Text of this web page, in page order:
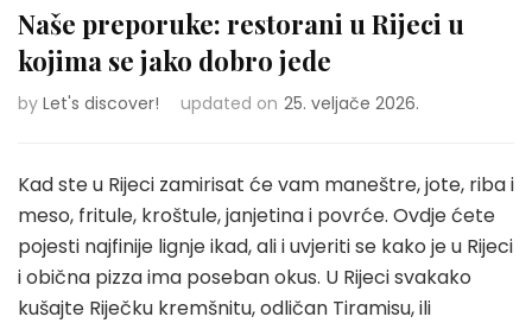
Naše preporuke: restorani u Rijeci u
kojima se jako dobro jede
by Let's discover! updated on 25. veljače 2026.
Kad ste u Rijeci zamirisat će vam maneštre, jote, riba i
meso, fritule, kroštule, janjetina i povrće. Ovdje ćete
pojesti najfinije lignje ikad, ali i uvjeriti se kako je u Rijeci
i obična pizza ima poseban okus. U Rijeci svakako
kušajte Riječku kremšnitu, odličan Tiramisu, ili